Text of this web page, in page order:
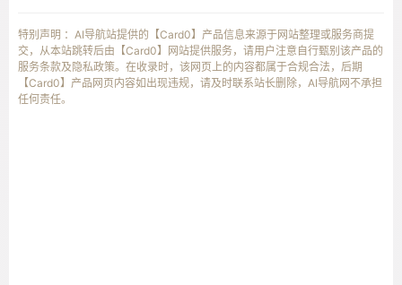
特别声明 ：AI导航站提供的【Card0】产品信息来源于网站整理或服务商提
交，从本站跳转后由【Card0】网站提供服务，请用户注意自行甄别该产品的
服务条款及隐私政策。在收录时，该网页上的内容都属于合规合法，后期
【Card0】产品网页内容如出现违规，请及时联系站长删除，AI导航网不承担
任何责任。